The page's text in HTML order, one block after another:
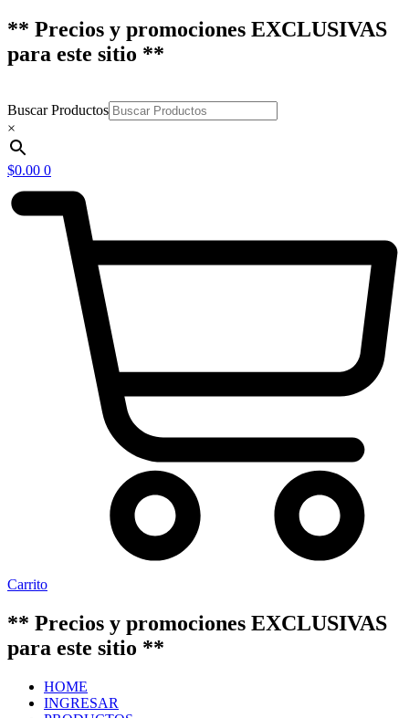
** Precios y promociones EXCLUSIVAS
para este sitio **
Buscar Productos
×
$0.00 0
Carrito
** Precios y promociones EXCLUSIVAS
para este sitio **
HOME
INGRESAR